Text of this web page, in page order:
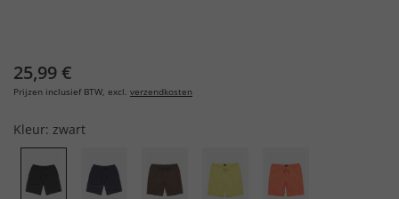
25,99 €
Prijzen inclusief BTW, excl. verzendkosten
Kleur: zwart